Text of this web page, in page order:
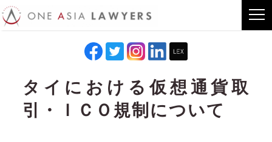
タイにおける仮想通貨取
引・ＩＣＯ規制について